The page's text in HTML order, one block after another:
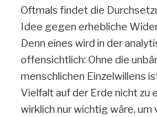
Oftmals findet die
Idee gegen erhebliche
Denn eines wird in der
offensichtlich: Ohne die
menschlichen Einzelwillens
Vielfalt auf der Erde nicht zu
wirklich nur wichtig wäre, um